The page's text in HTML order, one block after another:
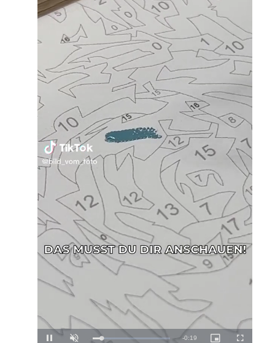
Unmute Loaded: